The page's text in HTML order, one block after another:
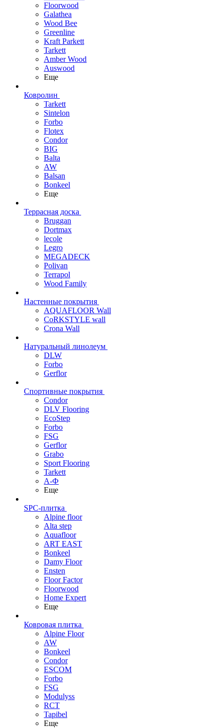
Floorwood
Galathea
Wood Bee
Greenline
Kraft Parkett
Tarkett
Amber Wood
Auswood
Еще
Ковролин
Tarkett
Sintelon
Forbo
Flotex
Condor
BIG
Balta
AW
Balsan
Bonkeel
Еще
Террасная доска
Bruggan
Dortmax
lecole
Legro
MEGADECK
Polivan
Terrapol
Wood Family
Настенные покрытия
AQUAFLOOR Wall
CoRKSTYLE wall
Crona Wall
Натуральный линолеум
DLW
Forbo
Gerflor
Спортивные покрытия
Condor
DLV Flooring
EcoStep
Forbo
FSG
Gerflor
Grabo
Sport Flooring
Tarkett
А-Ф
Еще
SPC-плитка
Alpine floor
Alta step
Aquafloor
ART EAST
Bonkeel
Damy Floor
Ensten
Floor Factor
Floorwood
Home Expert
Еще
Ковровая плитка
Alpine Floor
AW
Bonkeel
Condor
ESCOM
Forbo
FSG
Modulyss
RCT
Tapibel
Еще